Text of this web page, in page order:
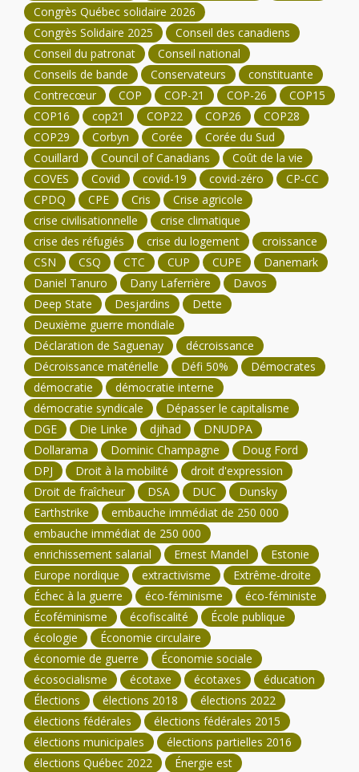
Congrès Québec solidaire 2026
Congrès Solidaire 2025
Conseil des canadiens
Conseil du patronat
Conseil national
Conseils de bande
Conservateurs
constituante
Contrecœur
COP COP-21 COP-26
COP15
COP16
cop21 COP22 COP26
COP28
COP29
Corbyn Corée
Corée du Sud
Couillard
Council of Canadians
Coût de la vie
COVES
Covid covid-19 covid-zéro
CP-CC
CPDQ
CPE Cris
Crise agricole
crise civilisationnelle
crise climatique
crise des réfugiés
crise du logement
croissance
CSN
CSQ CTC CUP CUPE
Danemark
Daniel Tanuro
Dany Laferrière
Davos
Deep State
Desjardins
Dette
Deuxième guerre mondiale
Déclaration de Saguenay
décroissance
Décroissance matérielle
Défi 50%
Démocrates
démocratie
démocratie interne
démocratie syndicale
Dépasser le capitalisme
DGE
Die Linke djihad
DNUDPA
Dollarama
Dominic Champagne
Doug Ford
DPJ
Droit à la mobilité
droit d'expression
Droit de fraîcheur
DSA DUC
Dunsky
Earthstrike
embauche immédiat de 250 000
embauche immédiat de 250 000
enrichissement salarial
Ernest Mandel
Estonie
Europe nordique
extractivisme
Extrême-droite
Échec à la guerre
éco-féminisme
éco-féministe
Écoféminisme
écofiscalité
École publique
écologie
Économie circulaire
économie de guerre
Économie sociale
écosocialisme
écotaxe écotaxes
éducation
Élections
élections 2018
élections 2022
élections fédérales
élections fédérales 2015
élections municipales
élections partielles 2016
élections Québec 2022
Énergie est